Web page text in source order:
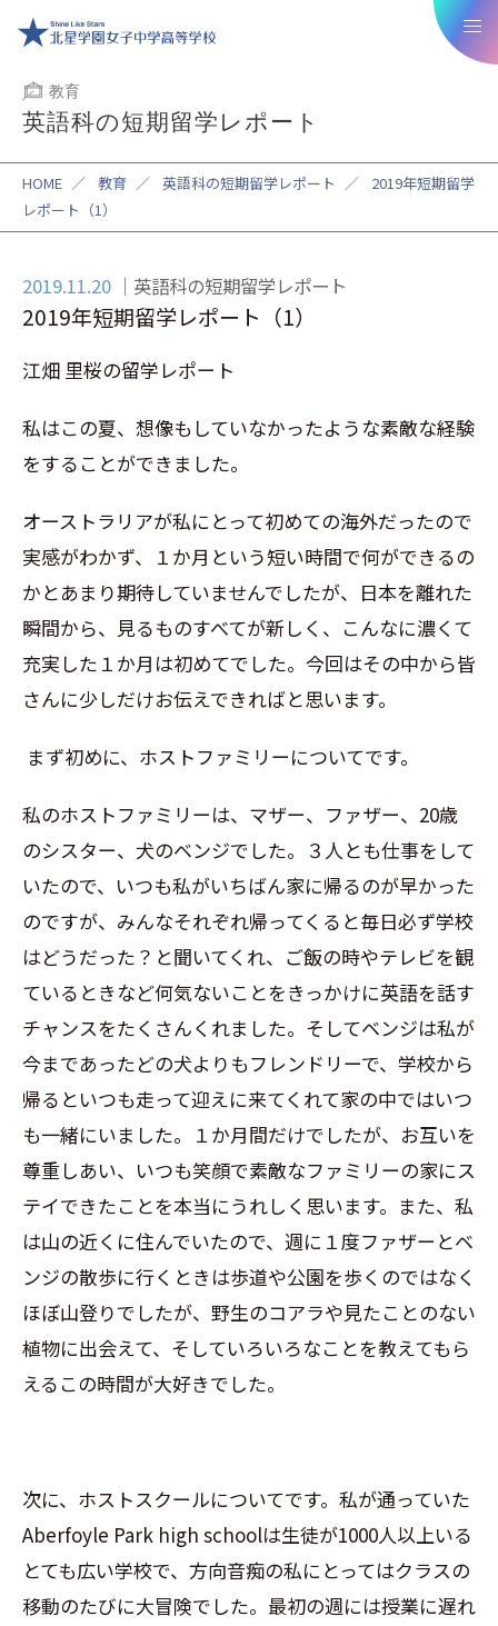
教育
英語科の短期留学レポート
HOME ／ 教育 ／ 英語科の短期留学レポート ／
2019年短期留学
レポート（1）
2019.11.20 英語科の短期留学レポート
2019年短期留学レポート（1）
江畑 里桜の留学レポート
私はこの夏、想像もしていなかったような素敵な経験
をすることができました。
オーストラリアが私にとって初めての海外だったので
実感がわかず、１か月という短い時間で何ができるの
かとあまり期待していませんでしたが、日本を離れた
瞬間から、見るものすべてが新しく、こんなに濃くて
充実した１か月は初めてでした。今回はその中から皆
さんに少しだけお伝えできればと思います。
まず初めに、ホストファミリーについてです。
私のホストファミリーは、マザー、ファザー、 20歳
のシスター、犬のベンジでした。３人とも仕事をして
いたので、いつも私がいちばん家に帰るのが早かった
のですが、みんなそれぞれ帰ってくると毎日必ず学校
はどうだった？と聞いてくれ、ご飯の時やテレビを観
ているときなど何気ないことをきっかけに英語を話す
チャンスをたくさんくれました。そしてベンジは私が
今まであったどの犬よりもフレンドリーで、学校から
帰るといつも走って迎えに来てくれて家の中ではいつ
も一緒にいました。１か月間だけでしたが、お互いを
尊重しあい、いつも笑顔で素敵なファミリーの家にス
テイできたことを本当にうれしく思います。また、私
は山の近くに住んでいたので、週に１度ファザーとベ
ンジの散歩に行くときは歩道や公園を歩くのではなく
ほぼ山登りでしたが、野生のコアラや見たことのない
植物に出会えて、そしていろいろなことを教えてもら
えるこの時間が大好きでした。
次に、ホストスクールについてです。私が通っていた
Aberfoyle Park high schoolは生徒が1000人以上いる
とても広い学校で、方向音痴の私にとってはクラスの
移動のたびに大冒険でした。最初の週には授業に遅れ